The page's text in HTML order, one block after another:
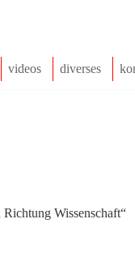
videos diverses
Wissenschaft“